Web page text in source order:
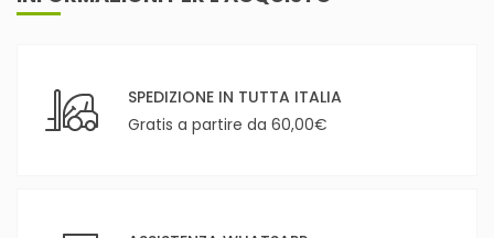
SPEDIZIONE IN TUTTA ITALIA
Gratis a partire da 60,00€